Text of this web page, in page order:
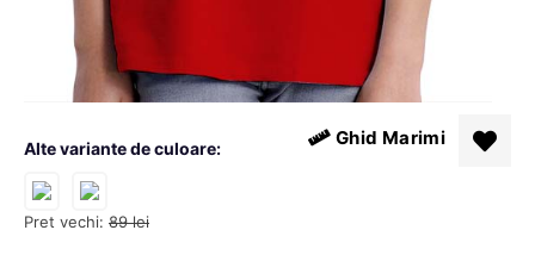
Pret vechi: 89 lei
Alte variante de culoare: Ghid Marimi